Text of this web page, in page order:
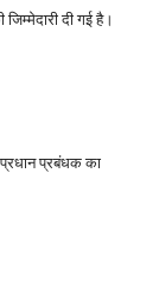
दी गई है।
प्रधान प्रबंधक का